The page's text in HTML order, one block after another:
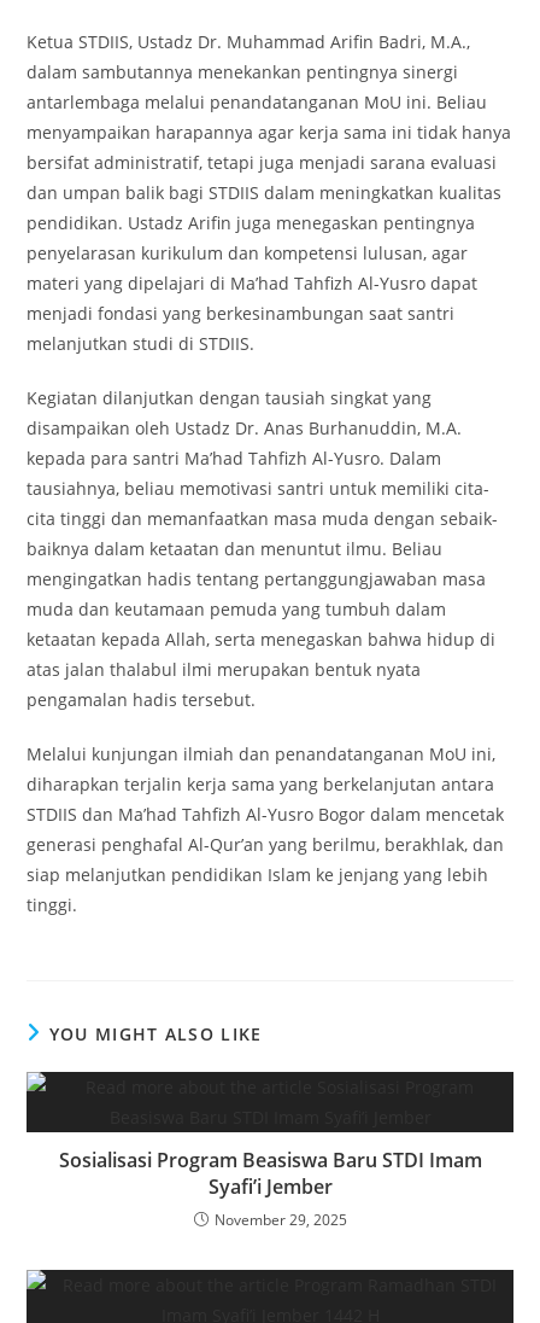
Ketua STDIIS, Ustadz Dr. Muhammad Arifin Badri, M.A.,
dalam sambutannya menekankan pentingnya sinergi
antarlembaga melalui penandatanganan MoU ini. Beliau
menyampaikan harapannya agar kerja sama ini tidak hanya
bersifat administratif, tetapi juga menjadi sarana evaluasi
dan umpan balik bagi STDIIS dalam meningkatkan kualitas
pendidikan. Ustadz Arifin juga menegaskan pentingnya
penyelarasan kurikulum dan kompetensi lulusan, agar
materi yang dipelajari di Ma’had Tahfizh Al-Yusro dapat
menjadi fondasi yang berkesinambungan saat santri
melanjutkan studi di STDIIS.
Kegiatan dilanjutkan dengan tausiah singkat yang
disampaikan oleh Ustadz Dr. Anas Burhanuddin, M.A.
kepada para santri Ma’had Tahfizh Al-Yusro. Dalam
tausiahnya, beliau memotivasi santri untuk memiliki cita-
cita tinggi dan memanfaatkan masa muda dengan sebaik-
baiknya dalam ketaatan dan menuntut ilmu. Beliau
mengingatkan hadis tentang pertanggungjawaban masa
muda dan keutamaan pemuda yang tumbuh dalam
ketaatan kepada Allah, serta menegaskan bahwa hidup di
atas jalan thalabul ilmi merupakan bentuk nyata
pengamalan hadis tersebut.
Melalui kunjungan ilmiah dan penandatanganan MoU ini,
diharapkan terjalin kerja sama yang berkelanjutan antara
STDIIS dan Ma’had Tahfizh Al-Yusro Bogor dalam mencetak
generasi penghafal Al-Qur’an yang berilmu, berakhlak, dan
siap melanjutkan pendidikan Islam ke jenjang yang lebih
tinggi.
YOU MIGHT ALSO LIKE
Sosialisasi Program Beasiswa Baru STDI Imam
Syafi’i Jember
November 29, 2025